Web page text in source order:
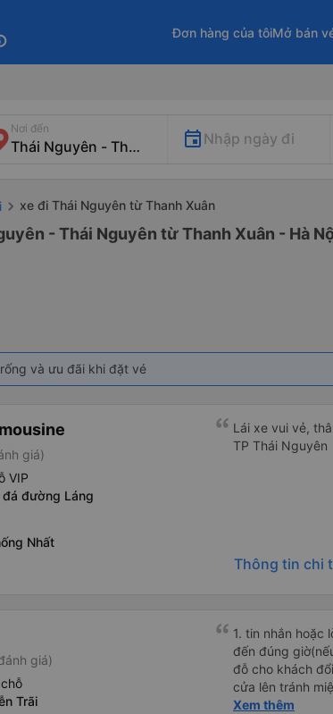
Đơn hàng của tôiMở bán
Nơi đến
Nhập ngày đi
xe đi Thái Nguyên từ Thanh Xuân
- Thái Nguyên từ Thanh Xuân - Hà
và ưu đãi khi đặt vé
giá)
VIP
đá đường Láng
Nhất
Lái xe vui vẻ,
TP Thái Nguyên
Thông tin chi
giá)
Trãi
1. tin nhắn hoặc
đến đúng giờ(nếu
đỗ cho khách
cửa lên tránh
tại HN: miệng
Xem thêm